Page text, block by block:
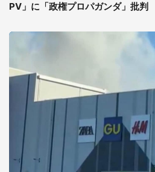
PV」に「政権プロパガンダ」批判